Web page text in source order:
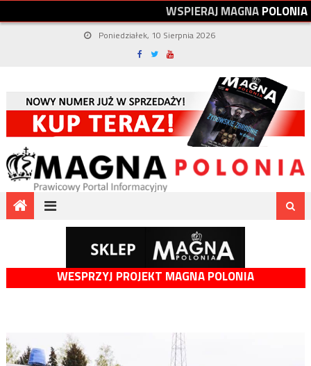
WSPIERAJMAGNAPOLONIA
Poniedziałek, 10 Sierpnia 2026
WESPRZYJ PROJEKT MAGNA POLONIA